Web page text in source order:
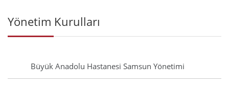
Yönetim Kurulları
Büyük Anadolu Hastanesi Samsun Yönetimi